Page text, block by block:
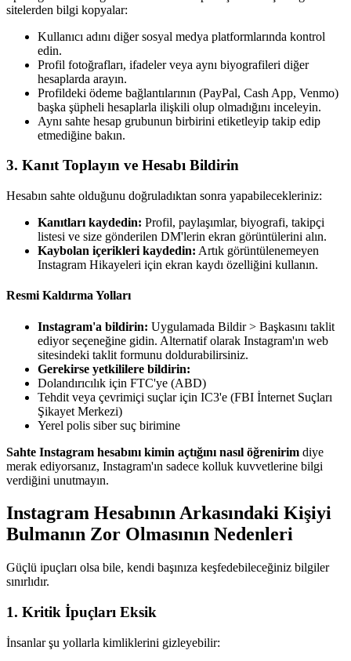
sitelerden bilgi kopyalar:
Kullanıcı adını diğer sosyal medya platformlarında kontrol
edin.
Profil fotoğrafları, ifadeler veya aynı biyografileri diğer
hesaplarda arayın.
Profildeki ödeme bağlantılarının (PayPal, Cash App, Venmo)
başka şüpheli hesaplarla ilişkili olup olmadığını inceleyin.
Aynı sahte hesap grubunun birbirini etiketleyip takip edip
etmediğine bakın.
3. Kanıt Toplayın ve Hesabı Bildirin
Hesabın sahte olduğunu doğruladıktan sonra yapabilecekleriniz:
Kanıtları kaydedin: Profil, paylaşımlar, biyografi, takipçi
listesi ve size gönderilen DM'lerin ekran görüntülerini alın.
Kaybolan içerikleri kaydedin: Artık görüntülenemeyen
Instagram Hikayeleri için ekran kaydı özelliğini kullanın.
Resmi Kaldırma Yolları
Instagram'a bildirin: Uygulamada Bildir > Başkasını taklit
ediyor seçeneğine gidin. Alternatif olarak Instagram'ın web
sitesindeki taklit formunu doldurabilirsiniz.
Gerekirse yetkililere bildirin:
Dolandırıcılık için FTC'ye (ABD)
Tehdit veya çevrimiçi suçlar için IC3'e (FBI İnternet Suçları
Şikayet Merkezi)
Yerel polis siber suç birimine
Sahte Instagram hesabını kimin açtığını nasıl öğrenirim diye
merak ediyorsanız, Instagram'ın sadece kolluk kuvvetlerine bilgi
verdiğini unutmayın.
Instagram Hesabının Arkasındaki Kişiyi
Bulmanın Zor Olmasının Nedenleri
Güçlü ipuçları olsa bile, kendi başınıza keşfedebileceğiniz bilgiler
sınırlıdır.
1. Kritik İpuçları Eksik
İnsanlar şu yollarla kimliklerini gizleyebilir: